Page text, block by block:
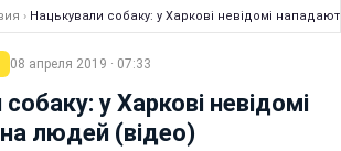
› Нацькували собаку: у Харкові невідомі
08 апреля 2019 · 07:33
у Харкові невідомі
людей (відео)